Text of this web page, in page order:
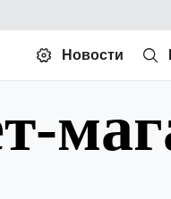
Новости